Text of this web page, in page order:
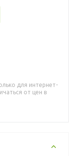
для интернет-
от цен в